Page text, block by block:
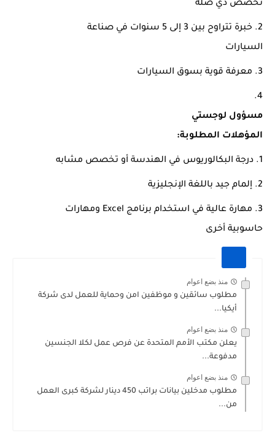
تخصص ذي صلة
خبرة تتراوح بين 3 إلى 5 سنوات في صناعة
السيارات
معرفة قوية بسوق السيارات
مسؤول لوجستي
المؤهلات المطلوبة:
درجة البكالوريوس في الهندسة أو تخصص مشابه
إلمام جيد باللغة الإنجليزية
مهارة عالية في استخدام برنامج Excel ومهارات
حاسوبية أخرى
منذ بضع اعوام
مطلوب سائقين و موظفين امن وحماية للعمل لدى شركة
أيكيا...
منذ بضع اعوام
يعلن مكتب الأمم المتحدة عن فرص عمل لكلا الجنسين
مدفوعة...
منذ بضع اعوام
مطلوب مدخلين بيانات براتب 450 دينار لشركة كبرى العمل
من...